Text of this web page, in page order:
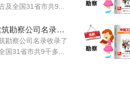
及全国31省市共9...
甘肃建筑勘察公司名录大全
勘察公司名录收录了
国31省市共9千多...